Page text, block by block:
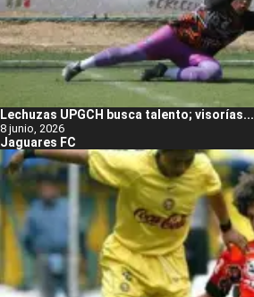
Lechuzas UPGCH busca talento; visorías...
8 junio, 2026
Jaguares FC